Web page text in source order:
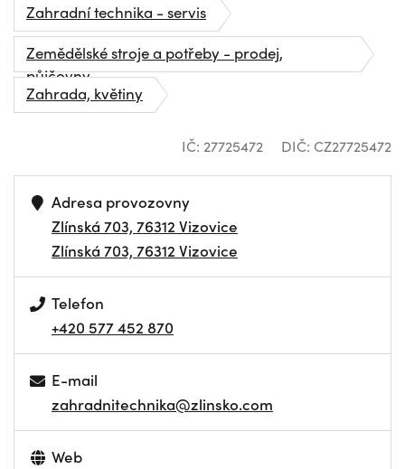
Zahradní technika - servis
Zemědělské stroje a potřeby - prodej,
půjčovny
Zahrada, květiny
IČ: 27725472 DIČ: CZ27725472
Adresa provozovny
Zlínská 703, 76312 Vizovice
Zlínská 703, 76312 Vizovice
Telefon
+420 577 452 870
E-mail
zahradnitechnika@zlinsko.com
Web